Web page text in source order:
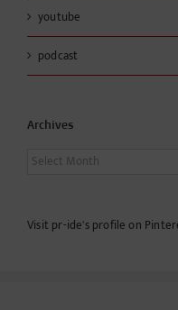
youtube
podcast
Archives
Archives
Visit pr-ide's profile on